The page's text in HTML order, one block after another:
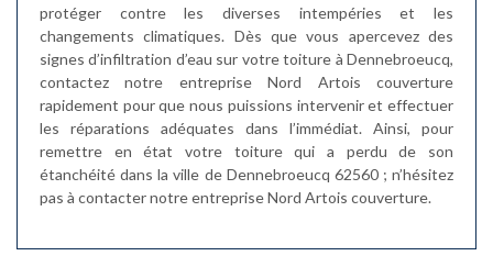
protéger contre les diverses intempéries et les
changements climatiques. Dès que vous apercevez des
signes d’infiltration d’eau sur votre toiture à Dennebroeucq,
contactez notre entreprise Nord Artois couverture
rapidement pour que nous puissions intervenir et effectuer
les réparations adéquates dans l’immédiat. Ainsi, pour
remettre en état votre toiture qui a perdu de son
étanchéité dans la ville de Dennebroeucq 62560 ; n’hésitez
pas à contacter notre entreprise Nord Artois couverture.